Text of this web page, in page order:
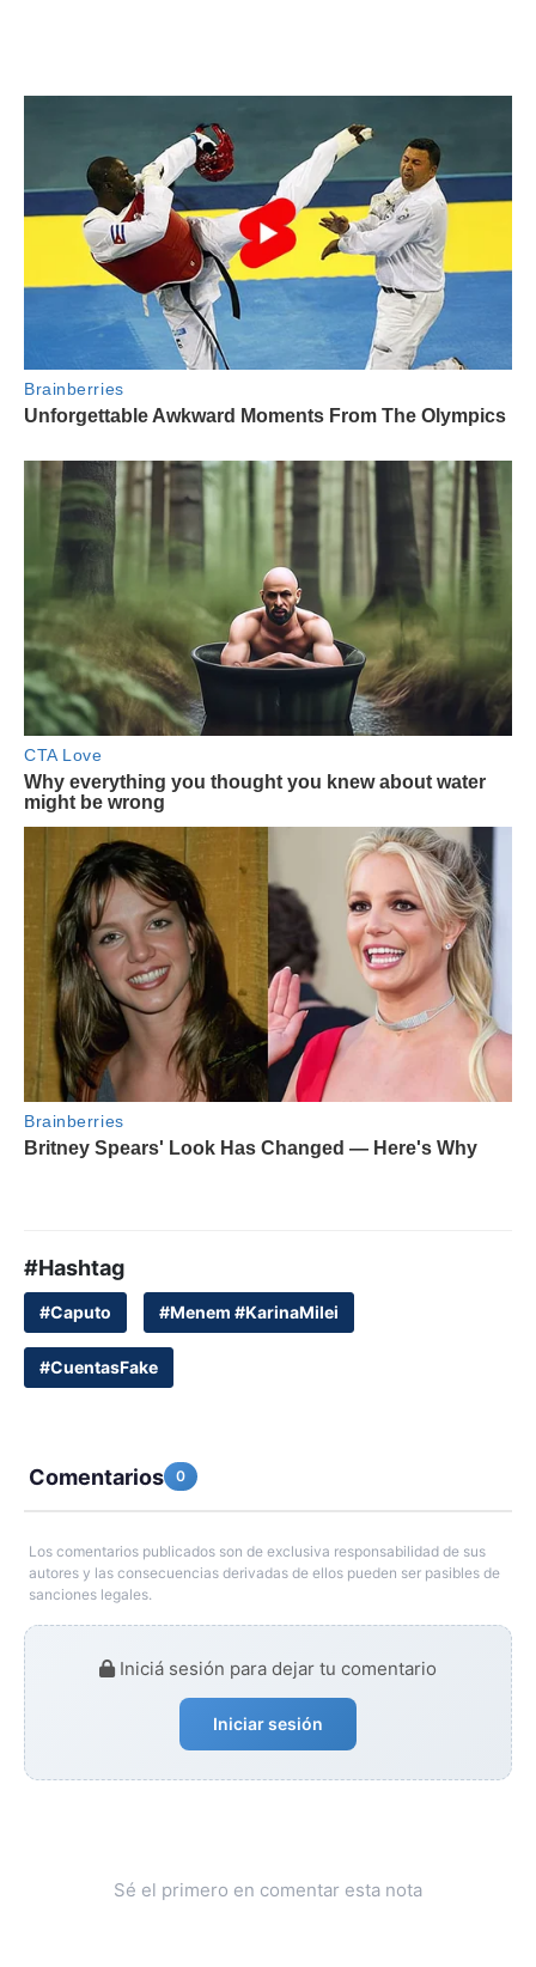
#Hashtag
#Caputo #Menem #KarinaMilei
#CuentasFake
Comentarios 0
Los comentarios publicados son de exclusiva responsabilidad de sus
autores y las consecuencias derivadas de ellos pueden ser pasibles de
sanciones legales.
Iniciá sesión para dejar tu comentario
Iniciar sesión
Sé el primero en comentar esta nota